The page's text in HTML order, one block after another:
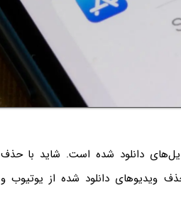
دانلود شده است. شاید با حذف
ویدیوهای دانلود شده از یوتیوب و